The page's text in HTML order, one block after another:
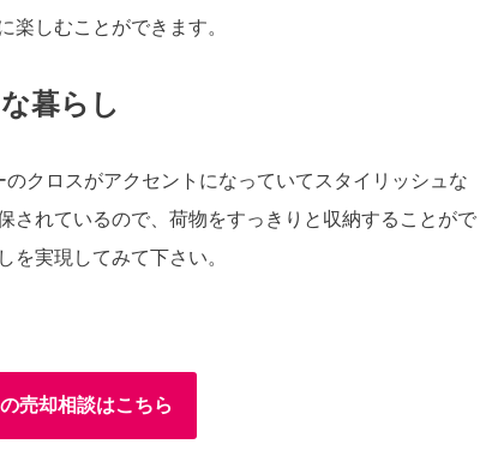
楽しむことができます。
暮らし
クロスがアクセントになっていてスタイリッシュな
されているので、荷物をすっきりと収納することがで
を実現してみて下さい。
売却相談はこちら